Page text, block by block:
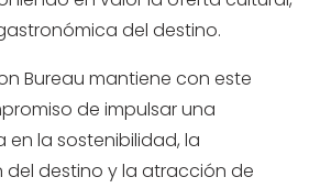
del destino.
Bureau mantiene con este
de impulsar una
la sostenibilidad, la
destino y la atracción de